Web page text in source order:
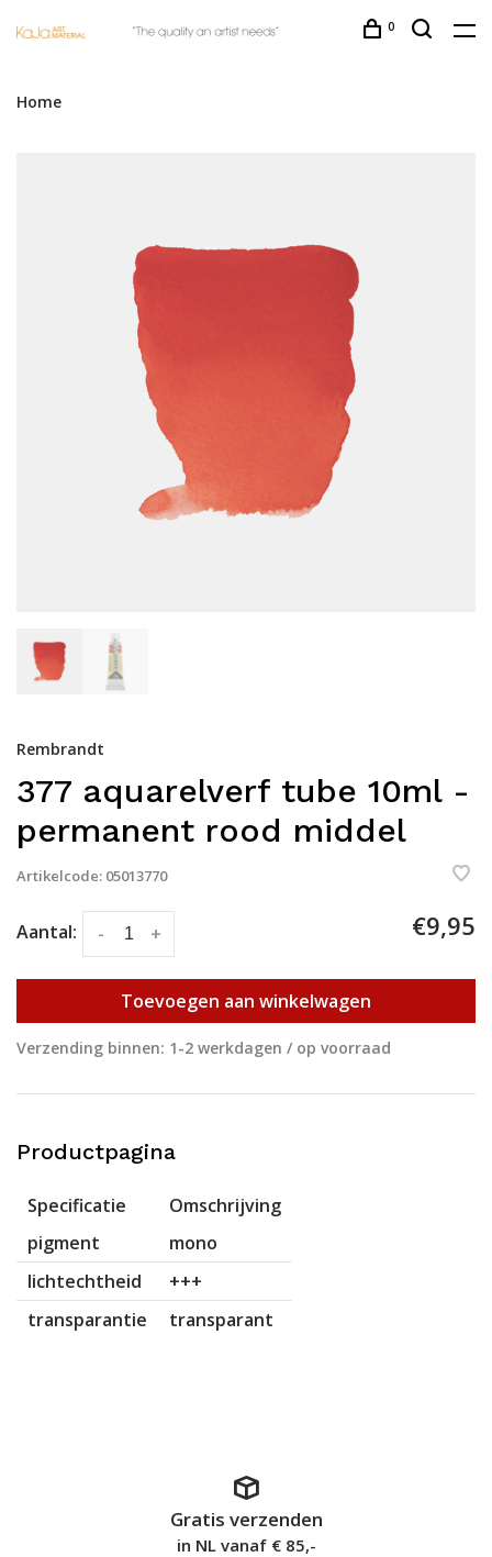
0
Home
Rembrandt
377 aquarelverf tube 10ml -
permanent rood middel
Artikelcode: 05013770
Aantal: +
- €9,95
Toevoegen aan winkelwagen
Verzending binnen: 1-2 werkdagen / op voorraad
Productpagina
Specificatie
Omschrijving
pigment
mono
lichtechtheid
+++
transparantie
transparant
Gratis verzenden
in NL vanaf € 85,-